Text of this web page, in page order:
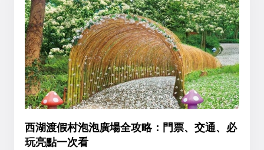
西湖渡假村泡泡廣場全攻略：門票、交通、必
玩亮點一次看